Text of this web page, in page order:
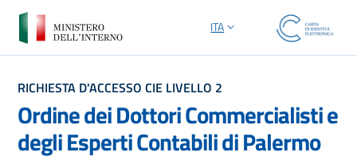
SELEZIONE LINGUA: LINGUA
ITA
RICHIESTA D'ACCESSO CIE LIVELLO 2
Ordine dei Dottori Commercialisti e
degli Esperti Contabili di Palermo